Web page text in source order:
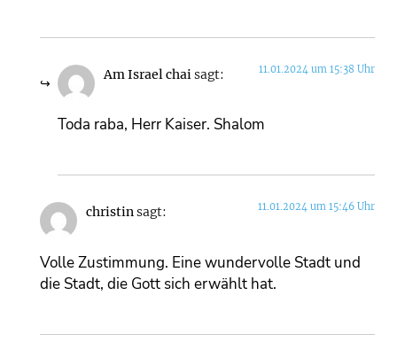
Am Israel chaisagt: 11.01.2024 um 15:38 Uhr
Toda raba, Herr Kaiser. Shalom
christinsagt: 11.01.2024 um 15:46 Uhr
Volle Zustimmung. Eine wundervolle Stadt und
die Stadt, die Gott sich erwählt hat.